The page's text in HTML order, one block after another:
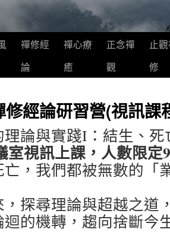
禪修經
論
禪心療
癒
正念禪
觀
止
修
經論研習營(視訊課
理論與實踐I：結生、死
室視訊上課，人數限定
，我們都被無數的「
探尋理論與超越之道
的機轉，趨向捨斷今